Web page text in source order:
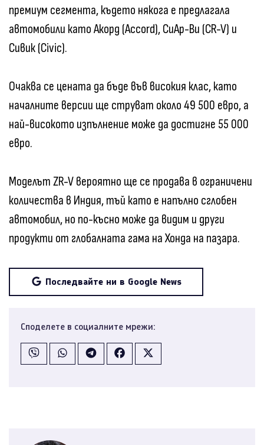
премиум сегмента, където някога е предлагала
автомобили като Акорд (Accord), СиАр-Ви (CR-V) и
Сивик (Civic).
Очаква се цената да бъде във високия клас, като
началните версии ще струват около 49 500 евро, а
най-високото изпълнение може да достигне 55 000
евро.
Моделът ZR-V вероятно ще се продава в ограничени
количества в Индия, тъй като е напълно сглобен
автомобил, но по-късно може да видим и други
продукти от глобалната гама на Хонда на пазара.
Последвайте ни в Google News
Споделете в социалните мрежи: